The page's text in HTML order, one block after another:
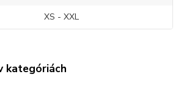
XS - XXL
kategóriách